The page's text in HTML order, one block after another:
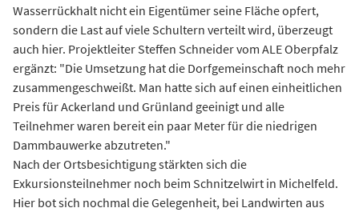
Wasserrückhalt nicht ein Eigentümer seine Fläche opfert,
sondern die Last auf viele Schultern verteilt wird, überzeugt
auch hier. Projektleiter Steffen Schneider vom ALE Oberpfalz
ergänzt: "Die Umsetzung hat die Dorfgemeinschaft noch mehr
zusammengeschweißt. Man hatte sich auf einen einheitlichen
Preis für Ackerland und Grünland geeinigt und alle
Teilnehmer waren bereit ein paar Meter für die niedrigen
Dammbauwerke abzutreten."
Nach der Ortsbesichtigung stärkten sich die
Exkursionsteilnehmer noch beim Schnitzelwirt in Michelfeld.
Hier bot sich nochmal die Gelegenheit, bei Landwirten aus